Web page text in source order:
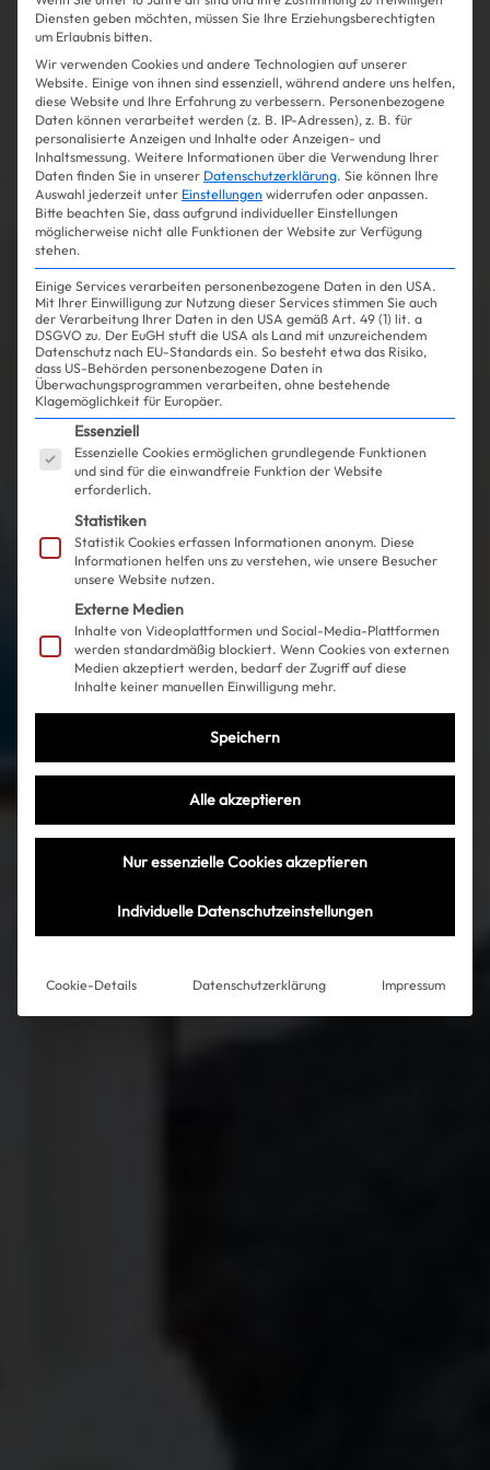
Diensten geben möchten, müssen Sie Ihre Erziehungsberechtigten
um Erlaubnis bitten.
Wir verwenden Cookies und andere Technologien auf unserer
Website. Einige von ihnen sind essenziell, während andere uns helfen,
diese Website und Ihre Erfahrung zu verbessern. Personenbezogene
Daten können verarbeitet werden (z. B. IP-Adressen), z. B. für
personalisierte Anzeigen und Inhalte oder Anzeigen- und
Inhaltsmessung. Weitere Informationen über die Verwendung Ihrer
Daten finden Sie in unserer Datenschutzerklärung. Sie können Ihre
Auswahl jederzeit unter Einstellungen widerrufen oder anpassen.
Bitte beachten Sie, dass aufgrund individueller Einstellungen
möglicherweise nicht alle Funktionen der Website zur Verfügung
stehen.
Einige Services verarbeiten personenbezogene Daten in den USA.
Mit Ihrer Einwilligung zur Nutzung dieser Services stimmen Sie auch
der Verarbeitung Ihrer Daten in den USA gemäß Art. 49 (1) lit. a
DSGVO zu. Der EuGH stuft die USA als Land mit unzureichendem
Datenschutz nach EU-Standards ein. So besteht etwa das Risiko,
dass US-Behörden personenbezogene Daten in
Überwachungsprogrammen verarbeiten, ohne bestehende
Klagemöglichkeit für Europäer.
Es folgt eine Liste der Service-Gruppen, für die
Essenziell
Essenzielle Cookies ermöglichen grundlegende Funktionen
und sind für die einwandfreie Funktion der Website
erforderlich.
Statistiken
Statistik Cookies erfassen Informationen anonym. Diese
Informationen helfen uns zu verstehen, wie unsere Besucher
unsere Website nutzen.
Externe Medien
Inhalte von Videoplattformen und Social-Media-Plattformen
werden standardmäßig blockiert. Wenn Cookies von externen
Medien akzeptiert werden, bedarf der Zugriff auf diese
Inhalte keiner manuellen Einwilligung mehr.
Speichern
Alle akzeptieren
Nur essenzielle Cookies akzeptieren
Individuelle Datenschutzeinstellungen
Cookie-Details Datenschutzerklärung Impressum